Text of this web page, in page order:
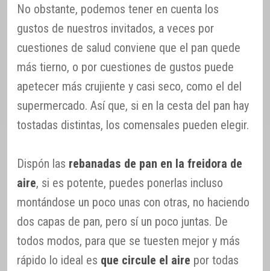
No obstante, podemos tener en cuenta los
gustos de nuestros invitados, a veces por
cuestiones de salud conviene que el pan quede
más tierno, o por cuestiones de gustos puede
apetecer más crujiente y casi seco, como el del
supermercado. Así que, si en la cesta del pan hay
tostadas distintas, los comensales pueden elegir.
Dispón las rebanadas de pan en la freidora de
aire, si es potente, puedes ponerlas incluso
montándose un poco unas con otras, no haciendo
dos capas de pan, pero sí un poco juntas. De
todos modos, para que se tuesten mejor y más
rápido lo ideal es que circule el aire por todas